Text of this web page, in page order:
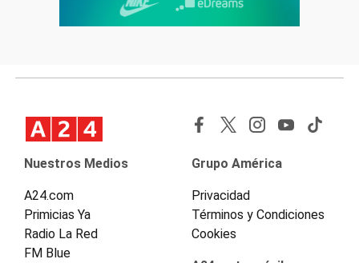
Nuestros Medios
A24.com
Primicias Ya
Radio La Red
FM Blue
Grupo América
Privacidad
Términos y Condiciones
Cookies